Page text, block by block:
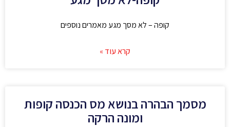
קופה – לא מסך מגע מאמרים נוספים
קרא עוד »
מסמך הבהרה בנושא מס הכנסה קופות
ומונה הרקה